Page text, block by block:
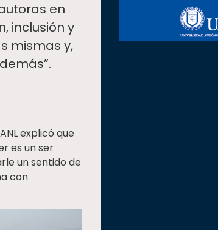
en
inclusión y
mismas y,
explicó que
es un ser
un sentido de
con